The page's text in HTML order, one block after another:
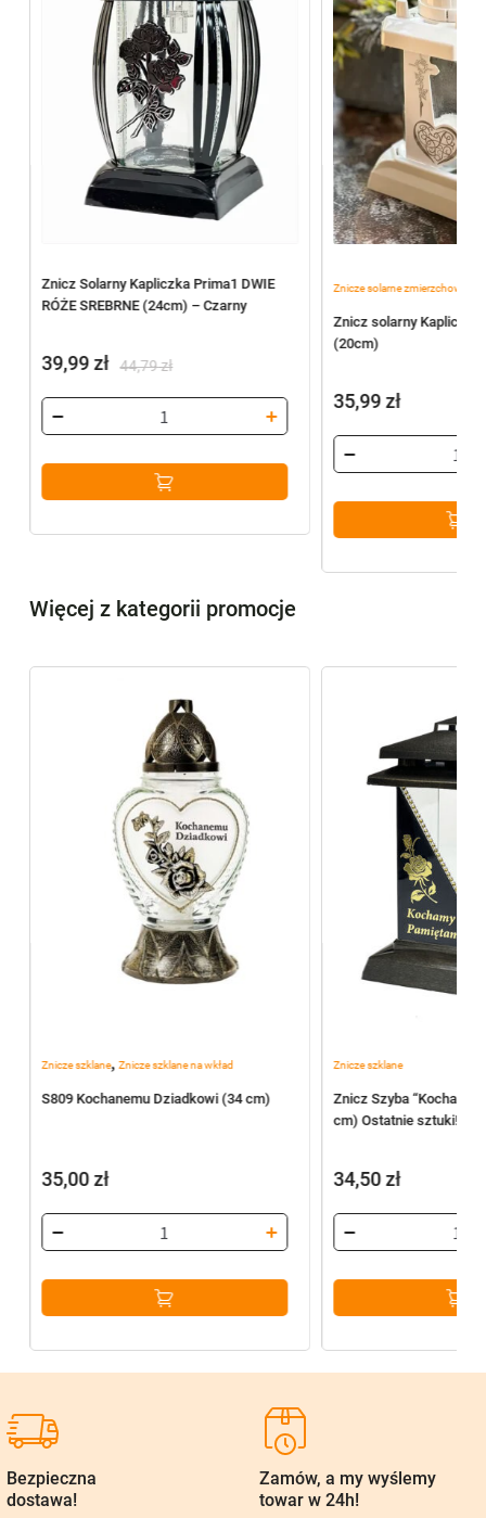
Znicz Solarny Kapliczka Prima1 DWIE
RÓŻE SREBRNE (24cm) – Czarny
44,79zł
cena
wynosiła:
44,79 zł.
39,99zł
cena
wynosi:
39,99 zł.
Znicze solarne zmierzchowe
Znicz solarny Kapliczka
(20cm)
35,99zł
Więcej z kategorii promocje
Znicze szklane, Znicze szklane na wkład
S809 Kochanemu Dziadkowi (34 cm)
35,00zł
Znicze szklane
Znicz Szyba “Kochamy
cm) Ostatnie sztuki!
34,50zł
Bezpieczna
dostawa!
Zamów, a my wyślemy
towar w 24h!